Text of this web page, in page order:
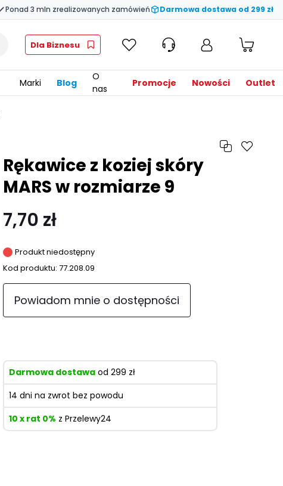
Ponad 3 mln zrealizowanych zamówień Darmowa dostawa od 299 zł
Dla Biznesu
Marki Blog
O
nas
Promocje Nowości Outlet
Rękawice z koziej skóry
MARS w rozmiarze 9
7,70 zł
Produkt niedostępny
Kod produktu: 77.208.09
Powiadom mnie o dostępności
Darmowa dostawa od 299 zł
14 dni na zwrot bez powodu
10 x rat 0% z Przelewy24